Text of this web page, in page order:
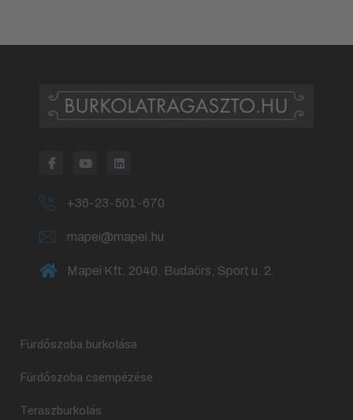
+36-23-501-670
mapei@mapei.hu
Mapei Kft. 2040. Budaörs, Sport u. 2.
Fürdőszoba burkolása
Fürdőszoba csempézése
Teraszburkolás